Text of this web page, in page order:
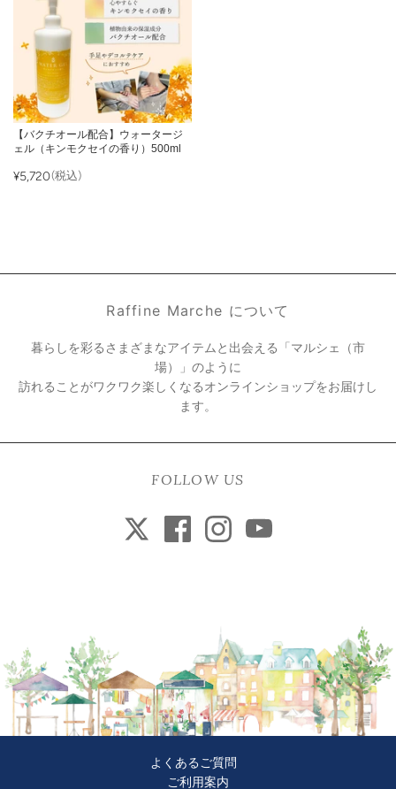
【バクチオール配合】ウォータージ
ェル（キンモクセイの香り）500ml
¥5,720(税込)
Raffine Marche について
暮らしを彩るさまざまなアイテムと出会える「マルシェ（市
場）」のように
訪れることがワクワク楽しくなるオンラインショップをお届けし
ます。
FOLLOW US
よくあるご質問
ご利用案内